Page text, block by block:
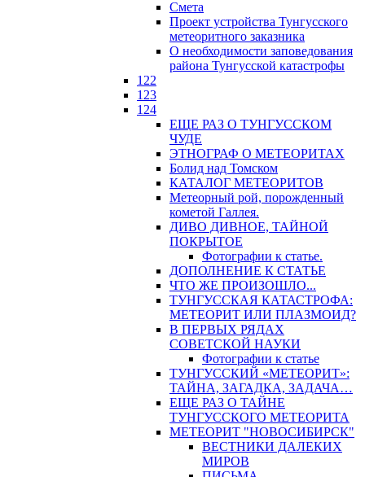
Смета
Проект устройства Тунгусского
метеоритного заказника
О необходимости заповедования
района Тунгусской катастрофы
122
123
124
ЕЩЕ РАЗ О ТУНГУССКОМ
ЧУДЕ
ЭТНОГРАФ О МЕТЕОРИТАХ
Болид над Томском
КАТАЛОГ МЕТЕОРИТОВ
Метеорный рой, порожденный
кометой Галлея.
ДИВО ДИВНОЕ, ТАЙНОЙ
ПОКРЫТОЕ
Фотографии к статье.
ДОПОЛНЕНИЕ К СТАТЬЕ
ЧТО ЖЕ ПРОИЗОШЛО...
ТУНГУССКАЯ КАТАСТРОФА:
МЕТЕОРИТ ИЛИ ПЛАЗМОИД?
В ПЕРВЫХ РЯДАХ
СОВЕТСКОЙ НАУКИ
Фотографии к статье
ТУНГУССКИЙ «МЕТЕОРИТ»:
ТАЙНА, ЗАГАДКА, ЗАДАЧА…
ЕЩЕ РАЗ О ТАЙНЕ
ТУНГУССКОГО МЕТЕОРИТА
МЕТЕОРИТ "НОВОСИБИРСК"
ВЕСТНИКИ ДАЛЕКИХ
МИРОВ